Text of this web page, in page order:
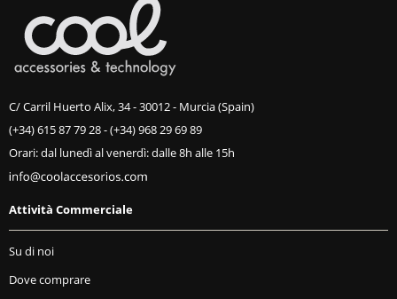
C/ Carril Huerto Alix, 34 - 30012 - Murcia (Spain)
(+34) 615 87 79 28-(+34) 968 29 69 89
Orari: dal lunedì al venerdì: dalle 8h alle 15h
Attività Commerciale
Su di noi
Dove comprare